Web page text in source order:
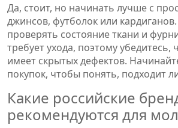
Да, стоит, но начинать лучше с
джинсов, футболок или
проверять состояние ткани и
требует ухода, поэтому убедитесь,
имеет скрытых дефектов.
покупок, чтобы понять, подходит
Какие российские
рекомендуются для